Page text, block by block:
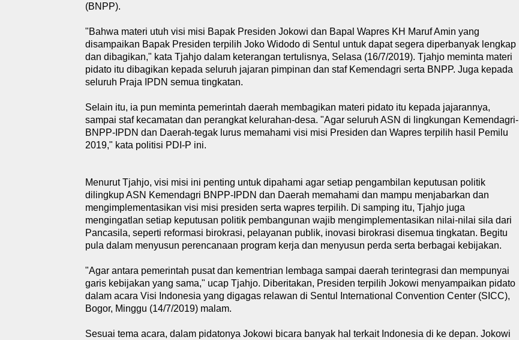
(BNPP).
"Bahwa materi utuh visi misi Bapak Presiden Jokowi dan Bapal Wapres KH Maruf Amin yang
disampaikan Bapak Presiden terpilih Joko Widodo di Sentul untuk dapat segera diperbanyak lengkap
dan dibagikan," kata Tjahjo dalam keterangan tertulisnya, Selasa (16/7/2019). Tjahjo meminta materi
pidato itu dibagikan kepada seluruh jajaran pimpinan dan staf Kemendagri serta BNPP. Juga kepada
seluruh Praja IPDN semua tingkatan.
Selain itu, ia pun meminta pemerintah daerah membagikan materi pidato itu kepada jajarannya,
sampai staf kecamatan dan perangkat kelurahan-desa. "Agar seluruh ASN di lingkungan Kemendagri-
BNPP-IPDN dan Daerah-tegak lurus memahami visi misi Presiden dan Wapres terpilih hasil Pemilu
2019," kata politisi PDI-P ini.
Menurut Tjahjo, visi misi ini penting untuk dipahami agar setiap pengambilan keputusan politik
dilingkup ASN Kemendagri BNPP-IPDN dan Daerah memahami dan mampu menjabarkan dan
mengimplementasikan visi misi presiden serta wapres terpilih. Di samping itu, Tjahjo juga
mengingatlan setiap keputusan politik pembangunan wajib mengimplementasikan nilai-nilai sila dari
Pancasila, seperti reformasi birokrasi, pelayanan publik, inovasi birokrasi disemua tingkatan. Begitu
pula dalam menyusun perencanaan program kerja dan menyusun perda serta berbagai kebijakan.
"Agar antara pemerintah pusat dan kementrian lembaga sampai daerah terintegrasi dan mempunyai
garis kebijakan yang sama," ucap Tjahjo. Diberitakan, Presiden terpilih Jokowi menyampaikan pidato
dalam acara Visi Indonesia yang digagas relawan di Sentul International Convention Center (SICC),
Bogor, Minggu (14/7/2019) malam.
Sesuai tema acara, dalam pidatonya Jokowi bicara banyak hal terkait Indonesia di ke depan. Jokowi